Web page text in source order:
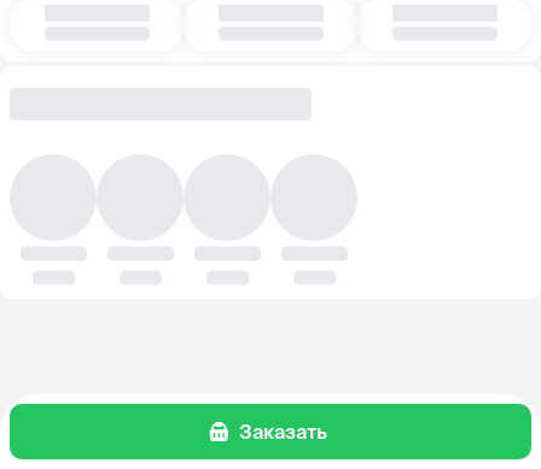
Заказать